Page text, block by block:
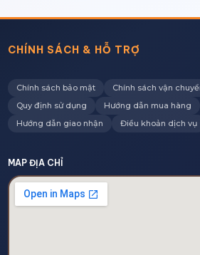
CHÍNH SÁCH & HỖ TRỢ
Chính sách bảo mật Chính sách vận
Quy định sử dụng
Hướng dẫn mua hàng
Hướng dẫn giao nhận
Điều khoản dịch vụ
MAP ĐỊA CHỈ